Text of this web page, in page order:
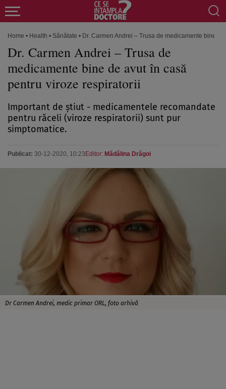
Home • Health • Sănătate • Dr. Carmen Andrei – Trusa de medicamente bine
Dr. Carmen Andrei – Trusa de
medicamente bine de avut în casă
pentru viroze respiratorii
Important de știut - medicamentele recomandate
pentru răceli (viroze respiratorii) sunt pur
simptomatice.
Publicat: 30-12-2020, 10:23 Editor: Mădălina Drăgoi
Dr Carmen Andrei, medic primar ORL, foto arhivă